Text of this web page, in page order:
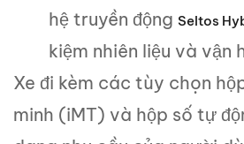
hệ truyền động Seltos
kiệm nhiên liệu và vận
Xe đi kèm các tùy chọn
minh (iMT) và hộp số tự